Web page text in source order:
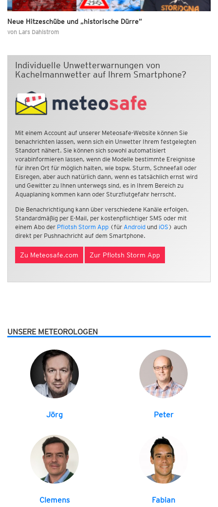
Neue Hitzeschübe und „historische Dürre“
von Lars Dahlstrom
Individuelle Unwetterwarnungen von
Kachelmannwetter auf Ihrem Smartphone?
Mit einem Account auf unserer Meteosafe-Website können Sie
benachrichten lassen, wenn sich ein Unwetter Ihrem festgelegten
Standort nähert. Sie können sich sowohl automatisiert
vorabinformieren lassen, wenn die Modelle bestimmte Ereignisse
für ihren Ort für möglich halten, wie bspw. Sturm, Schneefall oder
Eisregen, aber auch natürlich dann, wenn es tatsächlich ernst wird
und Gewitter zu Ihnen unterwegs sind, es in Ihrem Bereich zu
Aquaplaning kommen kann oder Sturzflutgefahr herrscht.
Die Benachrichtigung kann über verschiedene Kanäle erfolgen.
Standardmäßig per E-Mail, per kostenpflichtiger SMS oder mit
einem Abo der Pflotsh Storm App (für Android und iOS ) auch
direkt per Pushnachricht auf dem Smartphone.
Zu Meteosafe.com Zur Pflotsh Storm App
UNSERE METEOROLOGEN
Jörg Peter
Clemens Fabian